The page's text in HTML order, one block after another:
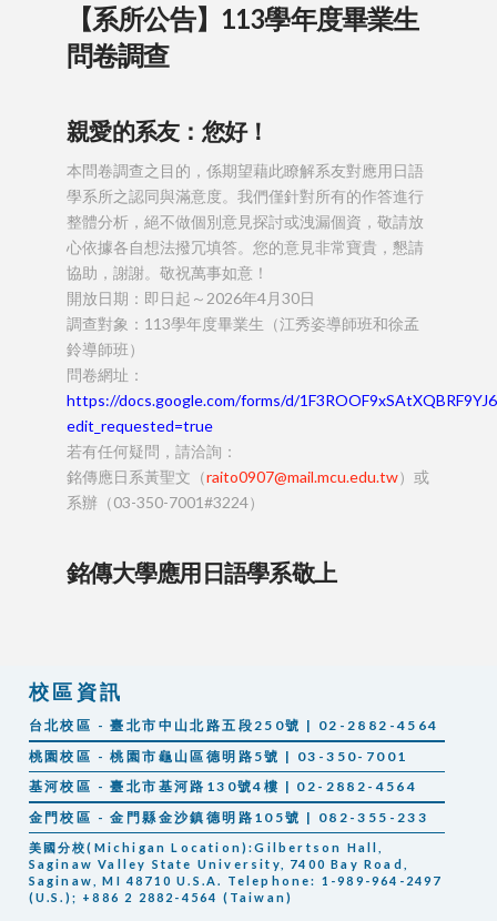
【系所公告】113學年度畢業生
問卷調查
親愛的系友：您好！
本問卷調查之目的，係期望藉此瞭解系友對應用日語
學系所之認同與滿意度。我們僅針對所有的作答進行
整體分析，絕不做個別意見探討或洩漏個資，敬請放
心依據各自想法撥冗填答。您的意見非常寶貴，懇請
協助，謝謝。敬祝萬事如意！
開放日期：即日起～2026年4月30日
調查對象：113學年度畢業生（江秀姿導師班和徐孟
鈴導師班）
問卷網址：
https://docs.google.com/forms/d/
edit_requested=true
若有任何疑問，請洽詢：
銘傳應日系黃聖文（raito0907@mail.mcu.edu.tw）或
系辦（03-350-7001#3224）
銘傳大學應用日語學系敬上
校區資訊
台北校區 - 臺北市中山北路五段250號 | 02-2882-4564
桃園校區 - 桃園市龜山區德明路5號 | 03-350-7001
基河校區 - 臺北市基河路130號4樓 | 02-2882-4564
金門校區 - 金門縣金沙鎮德明路105號 | 082-355-233
美國分校(Michigan Location):Gilbertson Hall,
Saginaw Valley State University, 7400 Bay Road,
Saginaw, MI 48710 U.S.A. Telephone: 1-989-964-2497
(U.S.); +886 2 2882-4564 (Taiwan)